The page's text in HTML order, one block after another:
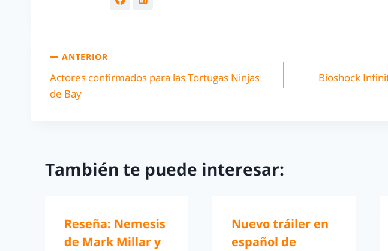
ANTERIOR
Actores confirmados para las Tortugas Ninjas
de Bay
Bioshock
También te puede interesar:
Reseña: Nemesis
de Mark Millar y
Nuevo tráiler en
español de